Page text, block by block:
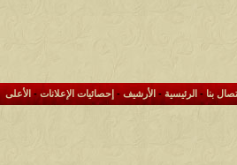
بنا- الرئيسية-الأرشيف- إحصائيات الإعلانات- الأعلى